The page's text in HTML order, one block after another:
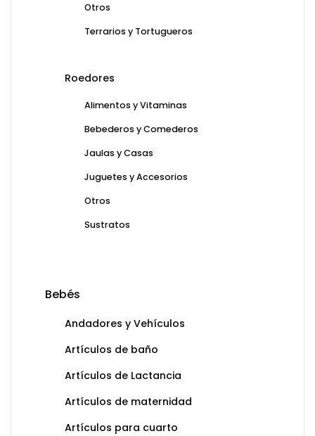
Otros
Terrarios y Tortugueros
Roedores
Alimentos y Vitaminas
Bebederos y Comederos
Jaulas y Casas
Juguetes y Accesorios
Otros
Sustratos
Bebés
Andadores y Vehículos
Artículos de baño
Artículos de Lactancia
Artículos de maternidad
Artículos para cuarto